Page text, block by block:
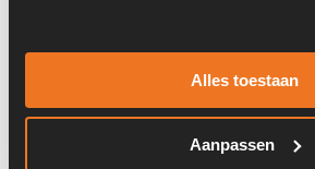
Alles toestaan
Aanpassen
Ahlmann 4147384O